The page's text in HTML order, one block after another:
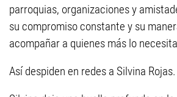
parroquias, organizaciones y
su compromiso constante y su
acompañar a quienes más lo
Así despiden en redes a Silvina Rojas.